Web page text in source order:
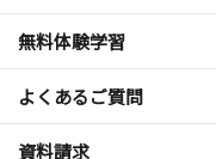
無料体験学習
よくあるご質問
資料請求